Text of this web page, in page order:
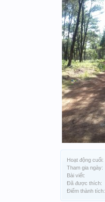
Hoạt động cuối:
Tham gia ngày:
Bài viết:
Đã được thích:
Điểm thành tích: